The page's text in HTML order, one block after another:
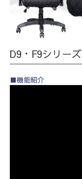
D9・F9シリーズ
■機能紹介